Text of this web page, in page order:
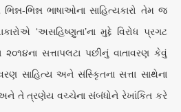
ભિન્ન ભાષાઓના સાહિત્યકારો તેમ જ
‘અસહિષ્ણુતા’ના મુદ્દે વિરોધ પ્રગટ
સત્તાપલટા પછીનું વાતાવરણ કેવું
સાહિત્ય અને સંસ્કૃિતના સત્તા સાથેના
તે ત્રણેય વચ્ચેના સંબંધોને રેખાંકિત કરે